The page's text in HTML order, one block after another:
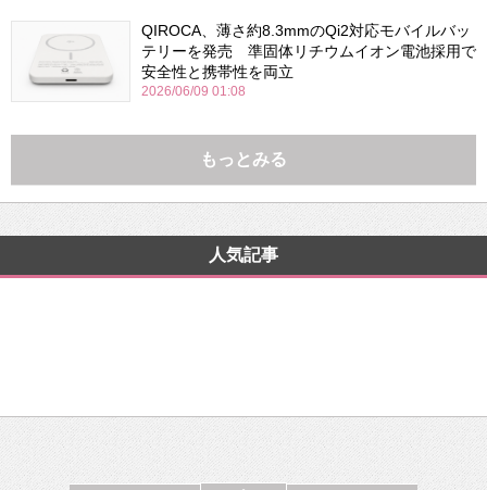
QIROCA、薄さ約8.3mmのQi2対応モバイルバッ
テリーを発売 準固体リチウムイオン電池採用で
安全性と携帯性を両立
2026/06/09 01:08
もっとみる
人気記事